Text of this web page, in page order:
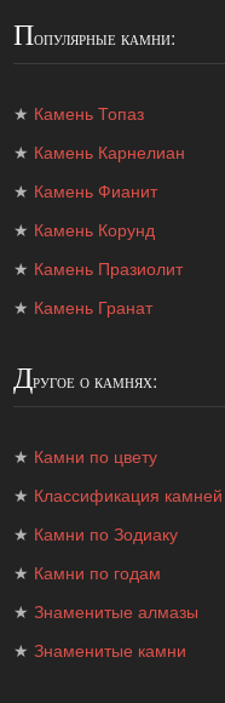
Популярные камни:
★ Камень Топаз
★ Камень Карнелиан
★ Камень Фианит
★ Камень Корунд
★ Камень Празиолит
★ Камень Гранат
Другое о камнях:
★ Камни по цвету
★ Классификация камней
★ Камни по Зодиаку
★ Камни по годам
★Знаменитые алмазы
★Знаменитые камни